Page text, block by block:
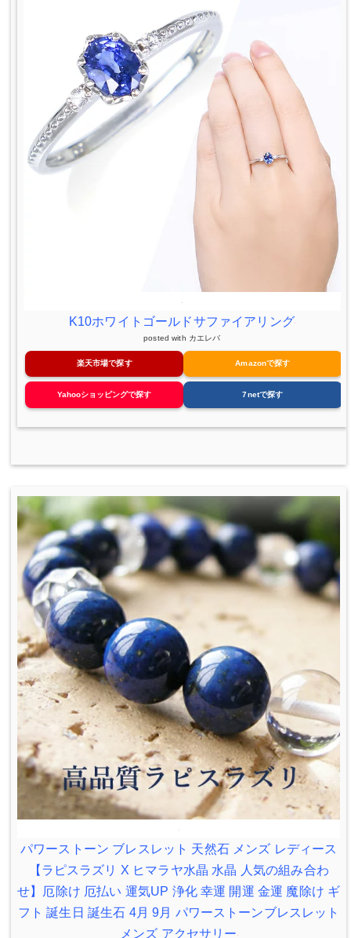
K10ホワイトゴールドサファイアリング
posted with カエレバ
楽天市場で探す Amazonで探す
Yahooショッピングで探す 7netで探す
パワーストーン ブレスレット 天然石 メンズ レディース
【ラピスラズリ X ヒマラヤ水晶 水晶 人気の組み合わ
せ】厄除け 厄払い 運気UP 浄化 幸運 開運 金運 魔除け ギ
フト 誕生日 誕生石 4月 9月 パワーストーンブレスレット
メンズ アクセサリー